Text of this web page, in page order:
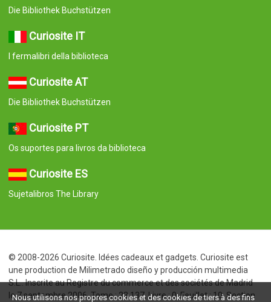
Die Bibliothek Buchstützen
Curiosite IT
I fermalibri della biblioteca
Curiosite AT
Die Bibliothek Buchstützen
Curiosite PT
Os suportes para livros da biblioteca
Curiosite ES
Sujetalibros The Library
© 2008-2026 Curiosite. Idées cadeaux et gadgets. Curiosite est
une production de Milimetrado diseño y producción multimedia
S.L.. Inscrite au Registre du commerce et des sociétés de Madrid
le 7 septembre 2006. Tome : 23.137. Livre : 0. Feuillet : 10. Section
Nous utilisons nos propres cookies et des cookies de tiers à des fins